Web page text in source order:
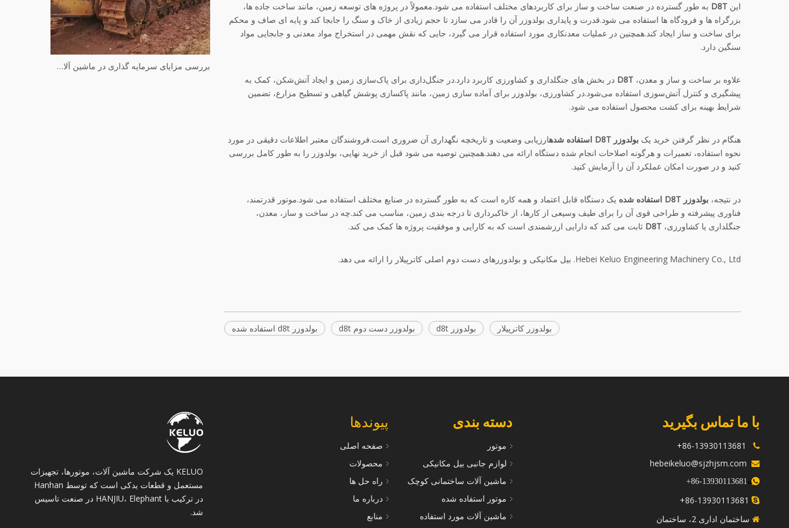
بررسی مزایای سرمایه گذاری در ماشین آلات کوماتسو مستعمل
این D8T به طور گسترده در صنعت ساخت و ساز برای کاربردهای مختلف استفاده می شود.معمولاً در پروژه های توسعه زمین، مانند ساخت جاده ها،
بزرگراه ها و فرودگاه ها استفاده می شود.قدرت و پایداری بولدوزر آن را قادر می سازد تا حجم زیادی از خاک و سنگ را جابجا کند و پایه ای صاف و محکم
برای ساخت و ساز ایجاد کند.همچنین در عملیات معدنکاری مورد استفاده قرار می گیرد، جایی که نقش مهمی در استخراج مواد معدنی و جابجایی مواد
سنگین دارد.
علاوه بر ساخت و ساز و معدن، D8T در بخش های جنگلداری و کشاورزی کاربرد دارد.در جنگل‌داری برای پاک‌سازی زمین و ایجاد آتش‌شکن، کمک به
پیشگیری و کنترل آتش‌سوزی استفاده می‌شود.در کشاورزی، بولدوزر برای آماده سازی زمین، مانند پاکسازی پوشش گیاهی و تسطیح مزارع، تضمین
شرایط بهینه برای کشت محصول استفاده می شود.
هنگام در نظر گرفتن خرید یک بولدوزر D8T استفاده شده
ارزیابی وضعیت و تاریخچه نگهداری آن ضروری است.فروشندگان معتبر اطلاعات دقیقی در مورد
نحوه استفاده، تعمیرات و هرگونه اصلاحات انجام شده دستگاه ارائه می دهند.همچنین توصیه می شود قبل از خرید نهایی، بولدوزر را به طور کامل بررسی
کنید و در صورت امکان عملکرد آن را آزمایش کنید.
در نتیجه، بولدوزر D8T استفاده شده
یک دستگاه قابل اعتماد و همه کاره است که به طور گسترده در صنایع مختلف استفاده می شود.موتور قدرتمند،
فناوری پیشرفته و طراحی قوی آن را برای طیف وسیعی از کارها، از خاکبرداری تا درجه بندی زمین، مناسب می کند.چه در ساخت و ساز، معدن،
جنگلداری یا کشاورزی، D8T ثابت می کند که دارایی ارزشمندی است که به کارایی و موفقیت پروژه ها کمک می کند.
Hebei Keluo Engineering Machinery Co., Ltd. بیل مکانیکی و بولدوزرهای دست دوم اصلی کاترپیلار را ارائه می دهد.
بولدوزر d8t استفاده شده بولدوزر دست دوم d8t بولدوزر d8t بولدوزر کاترپیلار
KELUO یک شرکت ماشین آلات، موتورها، تجهیزات
مستعمل و قطعات یدکی است که توسط Hanhan
در ترکیب با HANJIU، Elephant در صنعت تاسیس
شد.
پیوندها
صفحه اصلی
محصولات
راه حل ها
درباره ما
منابع
دسته بندی
موتور
لوازم جانبی بیل مکانیکی
ماشین آلات ساختمانی کوچک
موتور استفاده شده
ماشین آلات مورد استفاده
با ما تماس بگیرید


hebeikeluo@sjzhjsm.com
ه 13930113681-86
+

 ساختمان اداری 2، ساختمان